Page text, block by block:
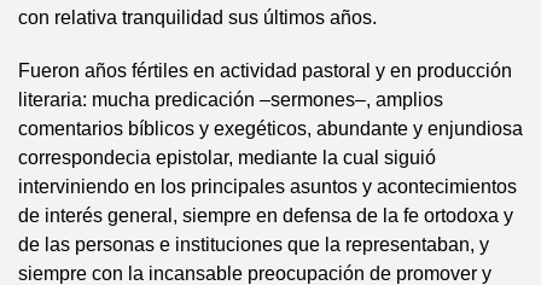
con relativa tranquilidad sus últimos años.
Fueron años fértiles en actividad pastoral y en producción
literaria: mucha predicación –sermones–, amplios
comentarios bíblicos y exegéticos, abundante y enjundiosa
correspondecia epistolar, mediante la cual siguió
interviniendo en los principales asuntos y acontecimientos
de interés general, siempre en defensa de la fe ortodoxa y
de las personas e instituciones que la representaban, y
siempre con la incansable preocupación de promover y